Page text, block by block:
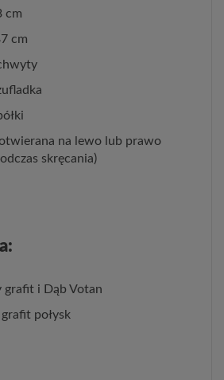
cm
cm
na lewo lub prawo
skręcania)
grafit i Dąb Votan
połysk